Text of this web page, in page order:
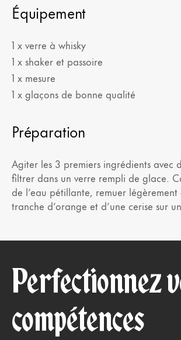
Équipement
1 x verre à whisky
1 x shaker et passoire
1 x mesure
1 x glaçons de bonne qualité
Préparation
Agiter les 3 premiers ingrédients avec
filtrer dans un verre rempli de glace.
de l’eau pétillante, remuer
tranche d’orange et d’une cerise sur
Perfectionnez
compétences